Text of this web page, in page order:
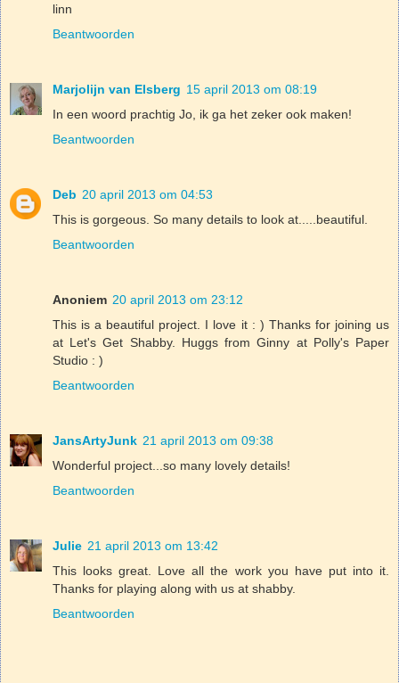
linn
Beantwoorden
Marjolijn van Elsberg 15 april 2013 om 08:19
In een woord prachtig Jo, ik ga het zeker ook maken!
Beantwoorden
Deb 20 april 2013 om 04:53
This is gorgeous. So many details to look at.....beautiful.
Beantwoorden
Anoniem 20 april 2013 om 23:12
This is a beautiful project. I love it : ) Thanks for joining us
at Let's Get Shabby. Huggs from Ginny at Polly's Paper
Studio : )
Beantwoorden
JansArtyJunk 21 april 2013 om 09:38
Wonderful project...so many lovely details!
Beantwoorden
Julie 21 april 2013 om 13:42
This looks great. Love all the work you have put into it.
Thanks for playing along with us at shabby.
Beantwoorden